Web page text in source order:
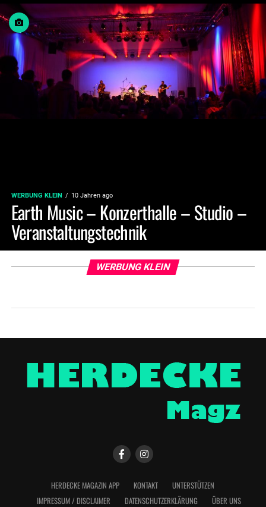
WERBUNG KLEIN 10 Jahren ago
Earth Music – Konzerthalle – Studio –
Veranstaltungstechnik
WERBUNG KLEIN
HERDECKE MAGAZIN APP KONTAKT
UNTERSTÜTZEN
IMPRESSUM / DISCLAIMER
DATENSCHUTZERKLÄRUNG ÜBER UNS